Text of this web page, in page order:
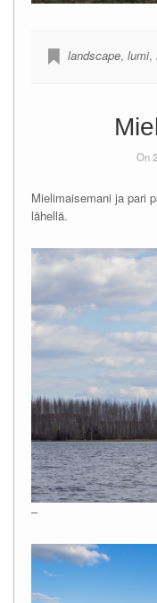
landscape, lumi,
On
Mielimaisemani ja pari
lähellä.
–